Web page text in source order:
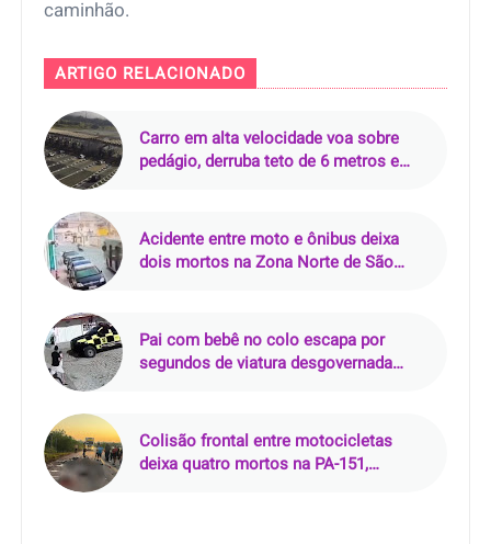
caminhão.
ARTIGO RELACIONADO
Carro em alta velocidade voa sobre
pedágio, derruba teto de 6 metros e
Acidente entre moto e ônibus deixa
dois mortos na Zona Norte de São
Pai com bebê no colo escapa por
segundos de viatura desgovernada
Colisão frontal entre motocicletas
deixa quatro mortos na PA-151,